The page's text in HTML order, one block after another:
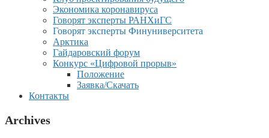
Экономика коронавируса
Говорят эксперты РАНХиГС
Говорят эксперты Финуниверситета
Арктика
Гайдаровский форум
Конкурс «Цифровой прорыв»
Положение
Заявка/Скачать
Контакты
Archives